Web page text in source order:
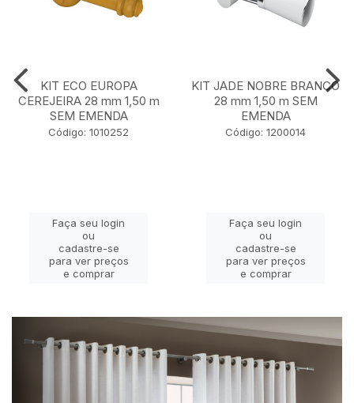
KIT ECO EUROPA
CEREJEIRA 28 mm 1,50 m
SEM EMENDA
Código: 1010252
Faça seu login
ou
cadastre-se
para ver preços
e comprar
KIT JADE NOBRE BRANCO
28 mm 1,50 m SEM
EMENDA
Código: 1200014
Faça seu login
ou
cadastre-se
para ver preços
e comprar